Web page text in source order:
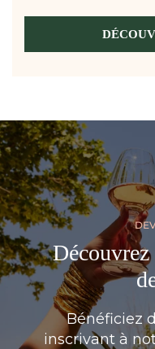
Bénéficiez
inscrivant à